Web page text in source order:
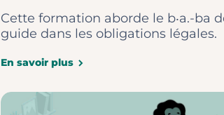
Cette formation aborde le b‧a.-ba
guide dans les obligations légales.
En savoir plus